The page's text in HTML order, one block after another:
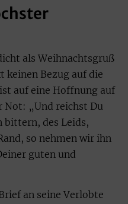
als Weihnachtsgruß
keinen Bezug auf die
auf eine Hoffnung auf
Not: „Und reichst Du
bittern, des Leids,
so nehmen wir ihn
guten und
an seine Verlobte